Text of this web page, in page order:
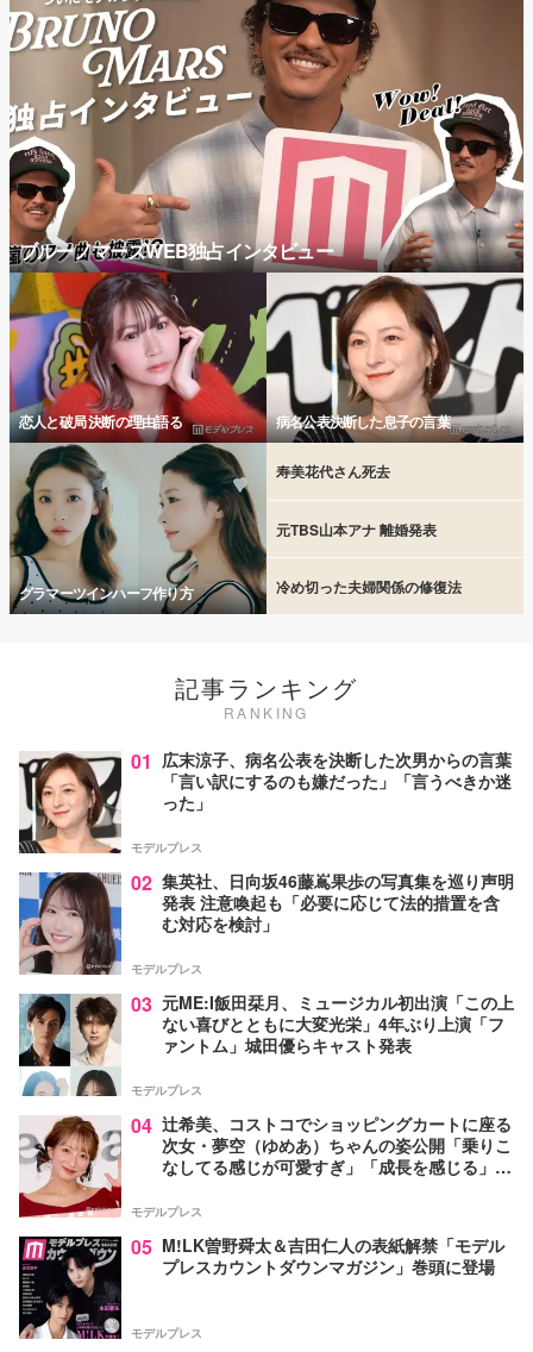
ブルーノマーズWEB独占インタビュー
恋人と破局 決断の理由語る 病名公表決断した息子の言葉
グラマーツインハーフ作り方
寿美花代さん死去
元TBS山本アナ 離婚発表
冷め切った夫婦関係の修復法
記事ランキング
RANKING
01 広末涼子、病名公表を決断した次男からの言葉
「言い訳にするのも嫌だった」「言うべきか迷
った」
モデルプレス
02 集英社、日向坂46藤嶌果歩の写真集を巡り声明
発表 注意喚起も「必要に応じて法的措置を含
む対応を検討」
モデルプレス
03 元ME:I飯田栞月、ミュージカル初出演「この上
ない喜びとともに大変光栄」4年ぶり上演「フ
ァントム」城田優らキャスト発表
モデルプレス
04 辻希美、コストコでショッピングカートに座る
次女・夢空（ゆめあ）ちゃんの姿公開「乗りこ
なしてる感じが可愛すぎ」「成長を感じる」の
モデルプレス
05 M!LK曽野舜太＆吉田仁人の表紙解禁「モデル
プレスカウントダウンマガジン」巻頭に登場
モデルプレス